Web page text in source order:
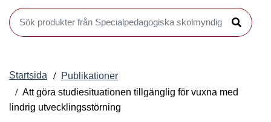
Sök produkter i Webbutiken
Sök
Startsida
Publikationer
Att göra studiesituationen tillgänglig för vuxna med
lindrig utvecklingsstörning